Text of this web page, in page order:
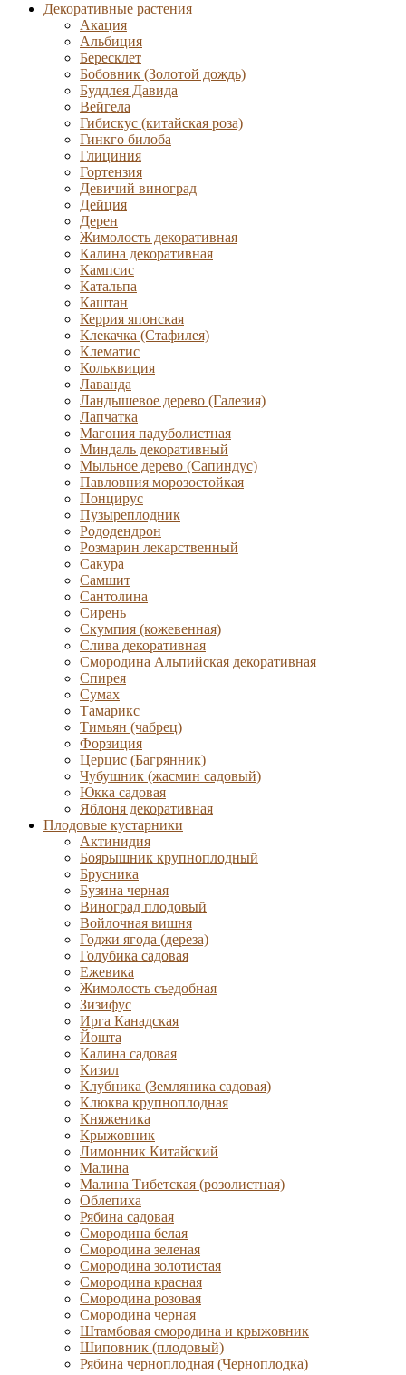
Декоративные растения
Акация
Альбиция
Бересклет
Бобовник (Золотой дождь)
Буддлея Давида
Вейгела
Гибискус (китайская роза)
Гинкго билоба
Глициния
Гортензия
Девичий виноград
Дейция
Дерен
Жимолость декоративная
Калина декоративная
Кампсис
Катальпа
Каштан
Керрия японская
Клекачка (Стафилея)
Клематис
Кольквиция
Лаванда
Ландышевое дерево (Галезия)
Лапчатка
Магония падуболистная
Миндаль декоративный
Мыльное дерево (Сапиндус)
Павловния морозостойкая
Понцирус
Пузыреплодник
Рододендрон
Розмарин лекарственный
Сакура
Самшит
Сантолина
Сирень
Скумпия (кожевенная)
Слива декоративная
Смородина Альпийская декоративная
Спирея
Сумах
Тамарикс
Тимьян (чабрец)
Форзиция
Церцис (Багрянник)
Чубушник (жасмин садовый)
Юкка садовая
Яблоня декоративная
Плодовые кустарники
Актинидия
Боярышник крупноплодный
Брусника
Бузина черная
Виноград плодовый
Войлочная вишня
Годжи ягода (дереза)
Голубика садовая
Ежевика
Жимолость съедобная
Зизифус
Ирга Канадская
Йошта
Калина садовая
Кизил
Клубника (Земляника садовая)
Клюква крупноплодная
Княженика
Крыжовник
Лимонник Китайский
Малина
Малина Тибетская (розолистная)
Облепиха
Рябина садовая
Смородина белая
Смородина зеленая
Смородина золотистая
Смородина красная
Смородина розовая
Смородина черная
Штамбовая смородина и крыжовник
Шиповник (плодовый)
Рябина черноплодная (Черноплодка)